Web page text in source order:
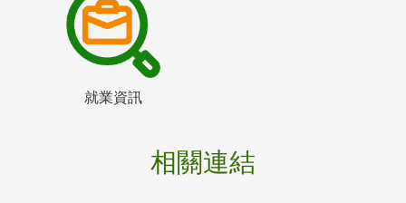
就業資訊
相關連結